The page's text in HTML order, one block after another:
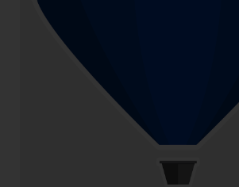
Doppler Gruppe
ERLUS AG